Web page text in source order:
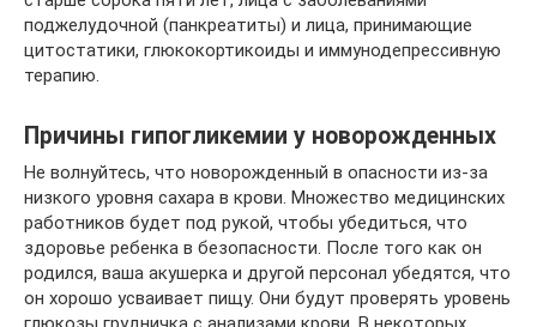
поджелудочной (панкреатиты) и лица, принимающие
цитостатики, глюкокортикоиды и иммунодепрессивную
терапию.
Причины гипогликемии у новорожденных
Не волнуйтесь, что новорожденный в опасности из-за
низкого уровня сахара в крови. Множество медицинских
работников будет под рукой, чтобы убедиться, что
здоровье ребенка в безопасности. После того как он
родился, ваша акушерка и другой персонал убедятся, что
он хорошо усваивает пищу. Они будут проверять уровень